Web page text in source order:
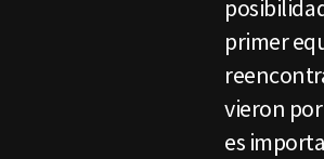
primer
vieron
es